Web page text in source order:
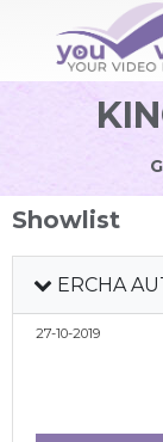
Showlist
ERCHA
27-10-2019